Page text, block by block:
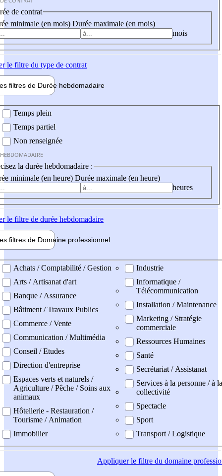
de contrat
minimale (en mois) Durée maximale (en mois)
mois
le filtre du type de contrat
filtres de Durée hebdomadaire
Temps plein
Temps partiel
Non renseignée
la durée hebdomadaire :
minimale (en heure) Durée maximale (en heure)
heures
le filtre de durée hebdomadaire
filtres de Domaine professionnel
professionel
Achats / Comptabilité / Gestion
Arts / Artisanat d'art
Banque / Assurance
Bâtiment / Travaux Publics
Commerce / Vente
Communication / Multimédia
Conseil / Etudes
Direction d'entreprise
Espaces verts et naturels /
Agriculture / Pêche / Soins aux
animaux
Hôtellerie - Restauration /
Tourisme / Animation
Immobilier
Industrie
Informatique /
Télécommunication
Installation / Maintenance
Marketing / Stratégie
commerciale
Ressources Humaines
Santé
Secrétariat / Assistanat
Services à la personne / à la
collectivité
Spectacle
Sport
Transport / Logistique
Appliquerle filtre du domaine